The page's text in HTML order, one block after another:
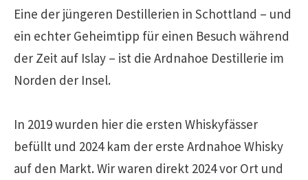
Eine der jüngeren Destillerien in Schottland – und
ein echter Geheimtipp für einen Besuch während
der Zeit auf Islay – ist die Ardnahoe Destillerie im
Norden der Insel.
In 2019 wurden hier die ersten Whiskyfässer
befüllt und 2024 kam der erste Ardnahoe Whisky
auf den Markt. Wir waren direkt 2024 vor Ort und